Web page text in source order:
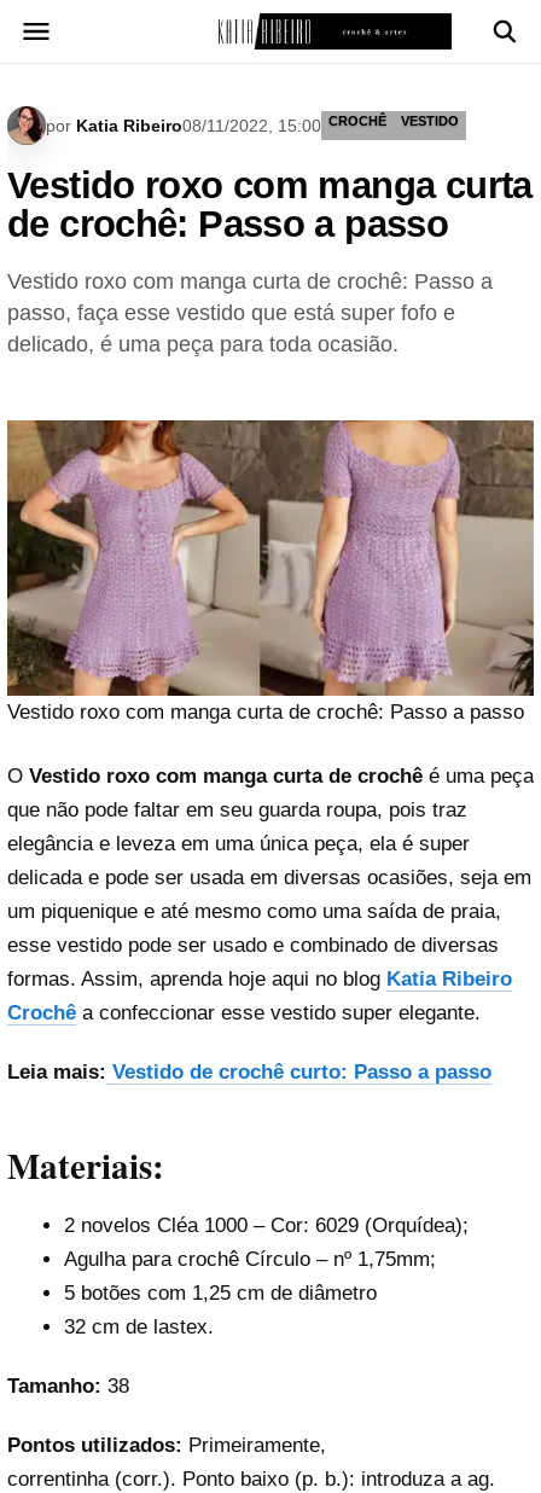
para
por Katia Ribeiro08/11/2022, 15:00 CROCHÊ VESTIDO
Vestido roxo com manga curta
de crochê: Passo a passo
Vestido roxo com manga curta de crochê: Passo a
passo, faça esse vestido que está super fofo e
delicado, é uma peça para toda ocasião.
Vestido roxo com manga curta de crochê: Passo a passo
O Vestido roxo com manga curta de crochê é uma peça
que não pode faltar em seu guarda roupa, pois traz
elegância e leveza em uma única peça, ela é super
delicada e pode ser usada em diversas ocasiões, seja em
um piquenique e até mesmo como uma saída de praia,
esse vestido pode ser usado e combinado de diversas
formas. Assim, aprenda hoje aqui no blog Katia Ribeiro
Crochê a confeccionar esse vestido super elegante.
Leia mais: Vestido de crochê curto: Passo a passo
Materiais:
2 novelos Cléa 1000 – Cor: 6029 (Orquídea);
Agulha para crochê Círculo – nº 1,75mm;
5 botões com 1,25 cm de diâmetro
32 cm de lastex.
Tamanho: 38
Pontos utilizados: Primeiramente,
correntinha (corr.). Ponto baixo (p. b.): introduza a ag.